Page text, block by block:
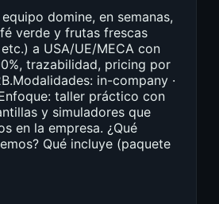
domine, en semanas,
verde y frutas frescas
a USA/UE/MECA con
trazabilidad, pricing por
in-company ·
taller práctico con
y simuladores que
en la empresa. ¿Qué
Qué incluye (paquete